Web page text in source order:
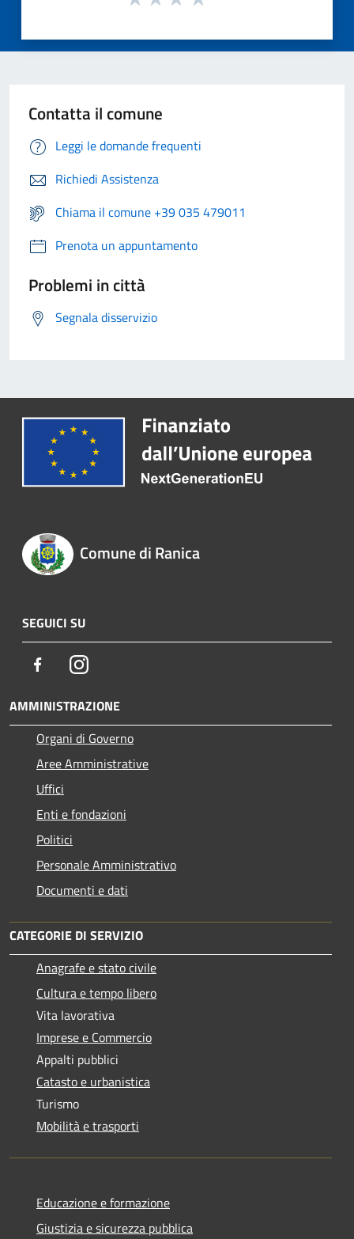
Contatta il comune
Leggi le domande frequenti
Richiedi Assistenza
Chiama il comune +39 035 479011
Prenota un appuntamento
Problemi in città
Segnala disservizio
Comune di Ranica
SEGUICI SU
FacebookInstagram
AMMINISTRAZIONE
Organi di Governo
Aree Amministrative
Uffici
Enti e fondazioni
Politici
Personale Amministrativo
Documenti e dati
CATEGORIE DI SERVIZIO
Anagrafe e stato civile
Cultura e tempo libero
Vita lavorativa
Imprese e Commercio
Appalti pubblici
Catasto e urbanistica
Turismo
Mobilità e trasporti
Educazione e formazione
Giustizia e sicurezza pubblica